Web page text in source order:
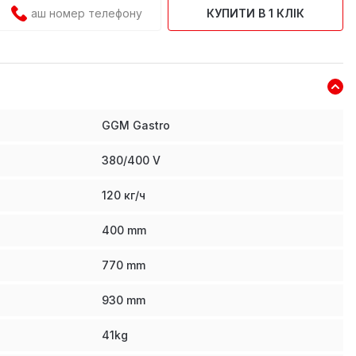
КУПИТИ В 1 КЛІК
GGM Gastro
380/400 V
120 кг/ч
400 mm
770 mm
930 mm
41kg